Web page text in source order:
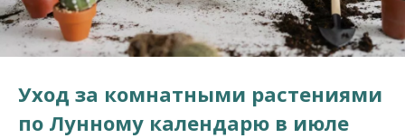
Уxoд зa комнатными растениями
пo Луннoму кaлeндapю в июле